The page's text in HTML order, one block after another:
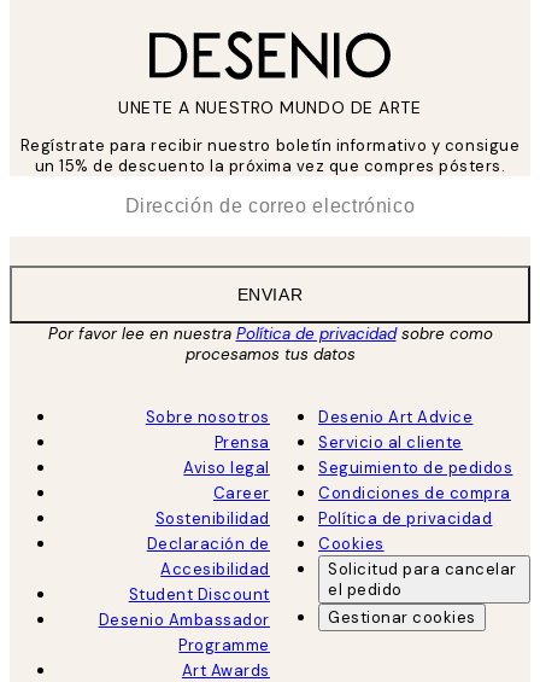
UNETE A NUESTRO MUNDO DE ARTE
Regístrate para recibir nuestro boletín informativo y consigue
un 15% de descuento la próxima vez que compres pósters.
ENVIAR
Por favor lee en nuestra Política de privacidadsobre como
procesamos tus datos
Sobre nosotros
Prensa
Aviso legal
Career
Sostenibilidad
Declaración de
Accesibilidad
Student Discount
Desenio Ambassador
Programme
Art Awards
Desenio Art Advice
Servicio al cliente
Seguimiento de pedidos
Condiciones de compra
Política de privacidad
Cookies
Solicitud para cancelar
el pedido
Gestionar cookies